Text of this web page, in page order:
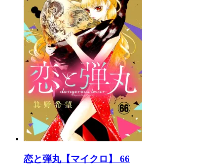
恋と弾丸【マイクロ】 66